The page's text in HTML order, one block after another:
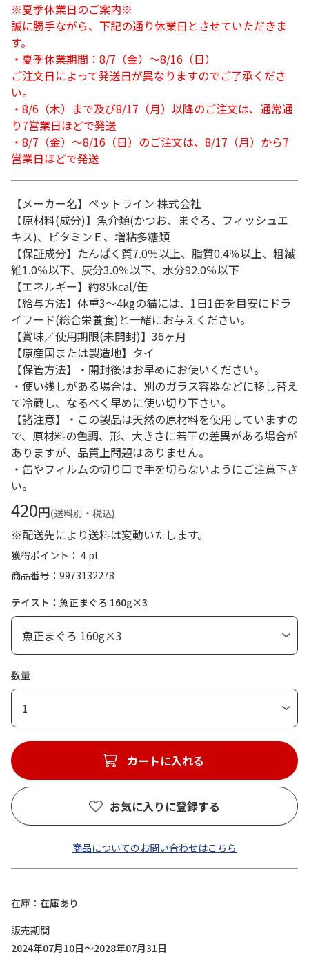
※夏季休業日のご案内※
誠に勝手ながら、下記の通り休業日とさせていただきま
す。
・夏季休業期間：8/7（金）～8/16（日）
ご注文日によって発送日が異なりますのでご了承くださ
い。
・8/6（木）まで及び8/17（月）以降のご注文は、通常通
り7営業日ほどで発送
・8/7（金）～8/16（日）のご注文は、8/17（月）から7
営業日ほどで発送
【メーカー名】ペットライン 株式会社
【原材料(成分)】魚介類(かつお、まぐろ、フィッシュエ
キス)、ビタミンＥ、増粘多糖類
【保証成分】たんぱく質7.0％以上、脂質0.4％以上、粗繊
維1.0％以下、灰分3.0％以下、水分92.0％以下
【エネルギー】約85kcal/缶
【給与方法】体重3～4kgの猫には、1日1缶を目安にドラ
イフード(総合栄養食)と一緒にお与えください。
【賞味／使用期限(未開封)】36ヶ月
【原産国または製造地】タイ
【保管方法】・開封後はお早めにお使いください。
・使い残しがある場合は、別のガラス容器などに移し替え
て冷蔵し、なるべく早めに使い切り下さい。
【諸注意】・この製品は天然の原材料を使用していますの
で、原材料の色調、形、大きさに若干の差異がある場合が
ありますが、品質上問題はありません。
・缶やフィルムの切り口で手を切らないようにご注意下さ
い。
420円(送料別・税込)
※配送先により送料は変動いたします。
獲得ポイント： 4 pt
商品番号
9973132278
テイスト：魚正まぐろ 160g×3
数量
1
カートに入れる
お気に入りに登録する
商品についてのお問い合わせはこちら
在庫
在庫あり
販売期間
2024年07月10日～2028年07月31日